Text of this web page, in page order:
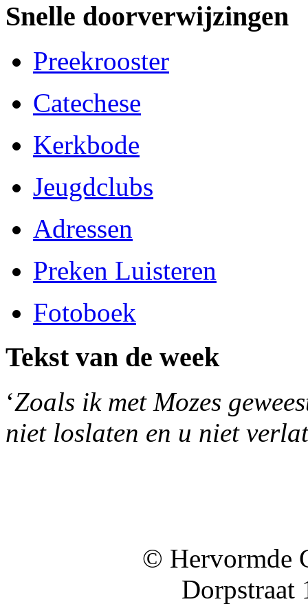
Snelle doorverwijzingen
Preekrooster
Catechese
Kerkbode
Jeugdclubs
Adressen
Preken Luisteren
Fotoboek
Tekst van de week
‘Zoals ik met Mozes
niet loslaten en u niet
© Hervormde
Dorpstraat